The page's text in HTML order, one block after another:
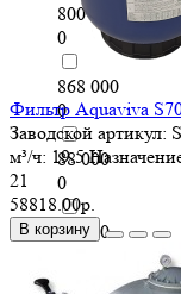
800 000
0
868 000
0
88 000
0
90 000
Фильтр Aquaviva
Заводской артикул:
м³/ч: 19.5
21
58818.00р.
В корзину